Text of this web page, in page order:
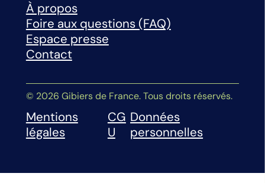
À propos
Foire aux questions (FAQ)
Espace presse
Contact
© 2026 Gibiers de France. Tous droits réservés.
Mentions
légales
CG
U
Données
personnelles